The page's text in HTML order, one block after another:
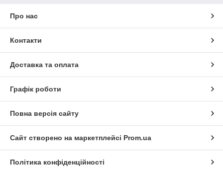
Про нас
Контакти
Доставка та оплата
Графік роботи
Повна версія сайту
Сайт створено на маркетплейсі Prom.ua
Політика конфіденційності